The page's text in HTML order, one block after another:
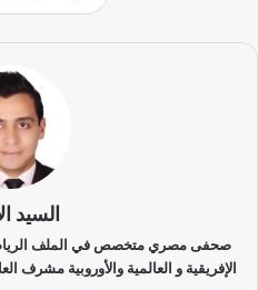
السيد
صحفى مصري متخصص في الملف الرياضى
الإفريقية و العالمية والأوروبية مشرف